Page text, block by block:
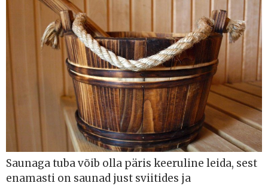
Saunaga tuba võib olla päris keeruline leida, sest
enamasti on saunad just sviitides ja